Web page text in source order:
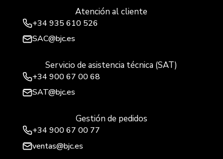
Atención al cliente
+34 935 610 526
SAC@bjc.es
Servicio de asistencia técnica (SAT)
+34 900 67 00 68
SAT@bjc.es
Gestión de pedidos
+34 900 67 00 77
ventas@bjc.es